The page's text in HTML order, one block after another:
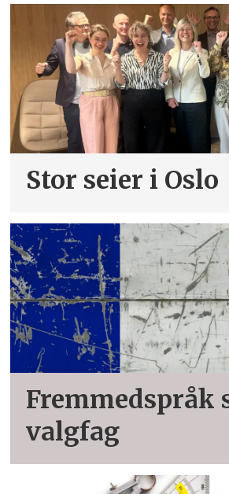
Stor seier i Oslo
Fremmedspråk
valgfag